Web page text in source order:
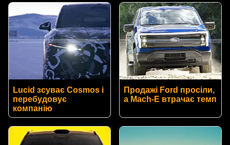
Lucid зсуває Cosmos і
перебудовує
компанію
Продажі Ford просіли,
а Mach-E втрачає темп